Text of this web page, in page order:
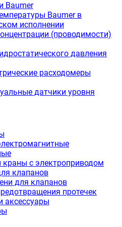
Baumer
Baumer в
исполнении
(проводимости)
давления
расходомеры
датчики уровня
краны с электроприводом
клапанов
для клапанов
протечек
аксессуары